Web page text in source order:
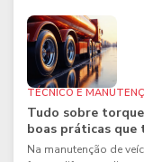
TÉCNICO E
Tudo sobre
boas práticas que
Na manutenção de